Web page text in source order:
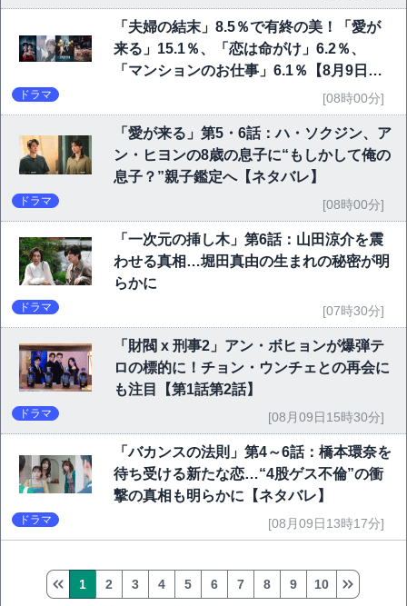
「夫婦の結末」8.5％で有終の美！「愛が
来る」15.1％、「恋は命がけ」6.2％、
「マンションのお仕事」6.1％【8月9日視
ドラマ [08時00分]
「愛が来る」第5・6話：ハ・ソクジン、ア
ン・ヒヨンの8歳の息子に“もしかして俺の
息子？”親子鑑定へ【ネタバレ】
ドラマ [08時00分]
「一次元の挿し木」第6話：山田涼介を震
わせる真相…堀田真由の生まれの秘密が明
らかに
ドラマ [07時30分]
「財閥 x 刑事2」アン・ボヒョンが爆弾テ
ロの標的に！チョン・ウンチェとの再会に
も注目【第1話第2話】
ドラマ [08月09日15時30分]
「バカンスの法則」第4～6話：橋本環奈を
待ち受ける新たな恋…“4股ゲス不倫”の衝
撃の真相も明らかに【ネタバレ】
ドラマ [08月09日13時17分]
1 2 3 4 5 6 7 8 9 10